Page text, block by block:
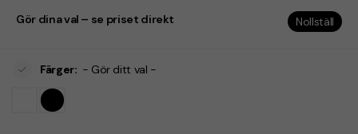
Gör dina val – se priset direkt Nollställ
Färger: - Gör ditt val -